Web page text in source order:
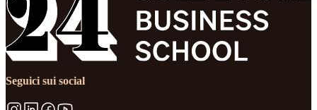
Seguici sui social